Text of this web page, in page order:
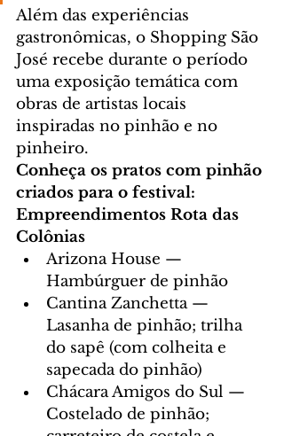
Além das experiências
gastronômicas, o Shopping São
José recebe durante o período
uma exposição temática com
obras de artistas locais
inspiradas no pinhão e no
pinheiro.
Conheça os pratos com pinhão
criados para o festival:
Empreendimentos Rota das
Colônias
Arizona House —
Hambúrguer de pinhão
Cantina Zanchetta —
Lasanha de pinhão; trilha
do sapê (com colheita e
sapecada do pinhão)
Chácara Amigos do Sul —
Costelado de pinhão;